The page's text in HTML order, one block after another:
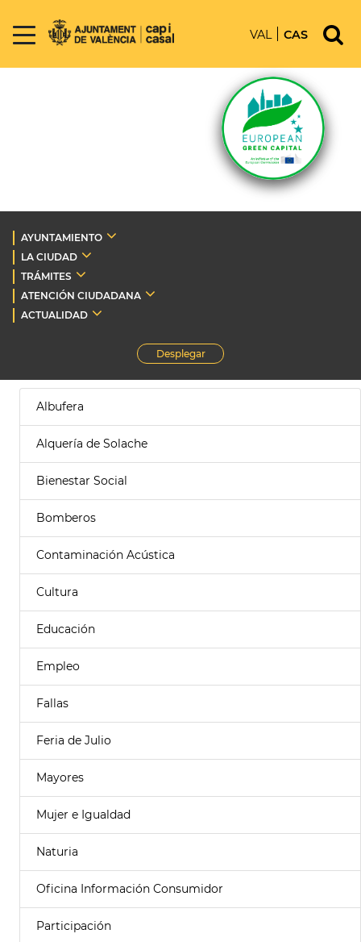
VAL CAS
AYUNTAMIENTO
LA CIUDAD
TRÁMITES
ATENCIÓN CIUDADANA
ACTUALIDAD
Desplegar
Albufera
Alquería de Solache
Bienestar Social
Bomberos
Contaminación Acústica
Cultura
Educación
Empleo
Fallas
Feria de Julio
Mayores
Mujer e Igualdad
Naturia
Oficina Información Consumidor
Participación